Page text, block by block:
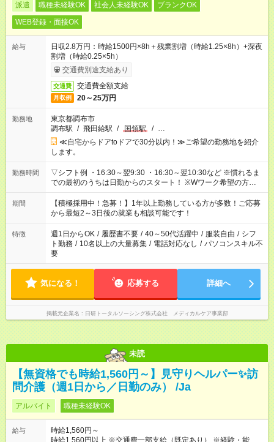
派遣 職種未経験OK 社会人未経験OK
ブランクOK
WEB登録・面接OK
給与
日収2.8万円：時給1500円×8h＋残業割増（時給1.25×8h）+深夜
割増（時給0.25×5h）
交通費別途支給あり
交通費 交通費全額支給
月収例 20～25万円
勤務地
東京都調布市
調布駅 / 飛田給駅 / 国領駅 / …
≪自宅からドアtoドアで30分以内！≫ご希望の勤務地を紹介
します。
勤務時間
▽シフト例 ・16:30～翌9:30 ・16:30～翌10:30など ※慣れるま
での最初のうちは日勤からのスタート！ ※Wワーク希望の方へ
今ご覧のお仕事で希望する勤務時間と、もう1つのお仕事の勤務
時間。 合計で週40時間を超える場合は応募できません。
期間
【積極採用中！急募！】1年以上勤務している方が多数！ご応募
から最短2～3日後の就業も相談可能です！
特徴 週1日からOK / 履歴書不要 / 40～50代活躍中 / 服装自由 / シフ
ト勤務 / 10名以上の大量募集 / 電話対応なし / パソコンスキル不
要
気になる！ 応募する 詳細へ
掲載元企業名 日研トータルソーシング株式会社 メディカルケア事業部
未読
【無資格でも時給1,560円～】見守りヘルパー✨訪
問介護（週1日から／日勤のみ） /Ja
アルバイト 職種未経験OK
給与
時給1,560円～
時給1,560円以上 ※交通費一部支給（既定あり） ※経験・能力を